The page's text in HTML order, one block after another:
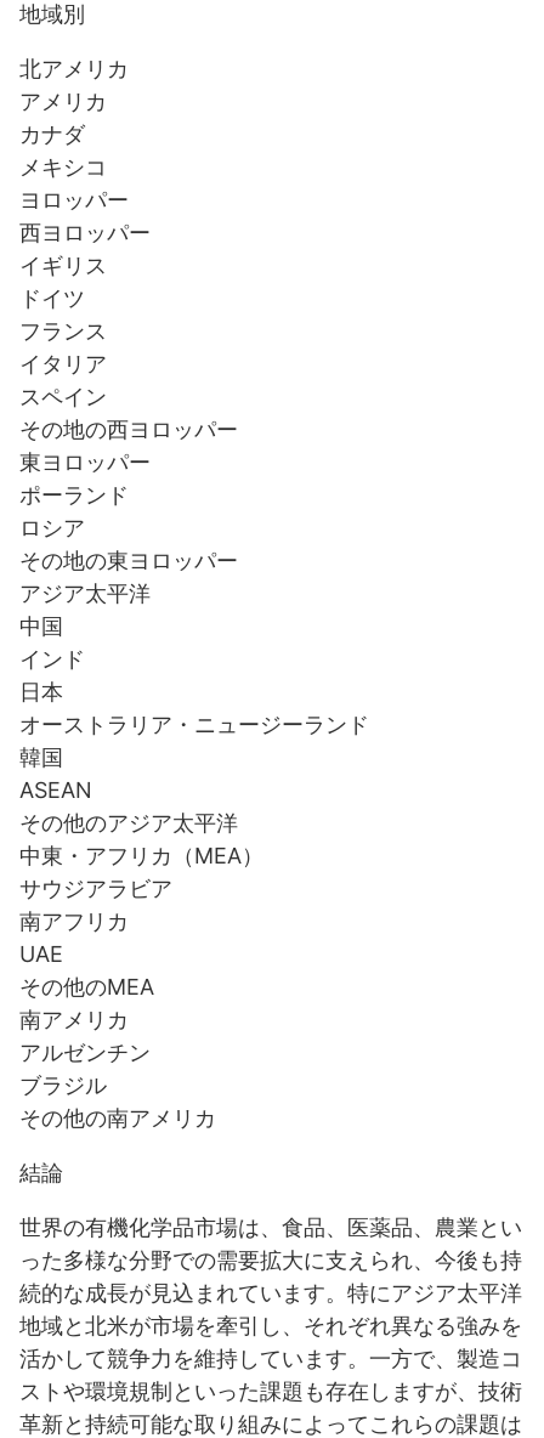
地域別
北アメリカ
アメリカ
カナダ
メキシコ
ヨロッパー
西ヨロッパー
イギリス
ドイツ
フランス
イタリア
スペイン
その地の西ヨロッパー
東ヨロッパー
ポーランド
ロシア
その地の東ヨロッパー
アジア太平洋
中国
インド
日本
オーストラリア・ニュージーランド
韓国
ASEAN
その他のアジア太平洋
中東・アフリカ（MEA）
サウジアラビア
南アフリカ
UAE
その他のMEA
南アメリカ
アルゼンチン
ブラジル
その他の南アメリカ
結論
世界の有機化学品市場は、食品、医薬品、農業とい
った多様な分野での需要拡大に支えられ、今後も持
続的な成長が見込まれています。特にアジア太平洋
地域と北米が市場を牽引し、それぞれ異なる強みを
活かして競争力を維持しています。一方で、製造コ
ストや環境規制といった課題も存在しますが、技術
革新と持続可能な取り組みによってこれらの課題は